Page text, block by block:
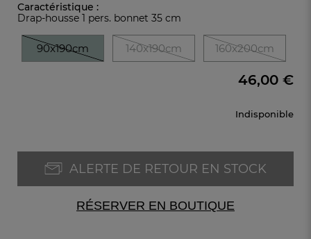
Caractéristique :
Drap-housse 1 pers. bonnet 35 cm
90x190cm 140x190cm 160x200cm
Indisponible
46,00 €
ALERTE DE RETOUR EN STOCK
RÉSERVER EN BOUTIQUE